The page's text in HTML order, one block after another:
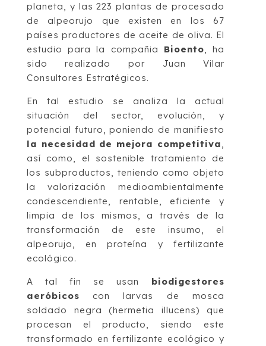
planeta, y las 223 plantas de procesado
de alpeorujo que existen en los 67
países productores de aceite de oliva. El
estudio para la compañia Bioento , ha
sido realizado por Juan Vilar
Consultores Estratégicos.
En tal estudio se analiza la actual
situación del sector, evolución, y
potencial futuro, poniendo de manifiesto
la necesidad de mejora competitiva
así como, el sostenible tratamiento de
los subproductos, teniendo como objeto
la valorización medioambientalmente
condescendiente, rentable, eficiente y
limpia de los mismos, a través de la
transformación de este insumo, el
alpeorujo, en proteína y fertilizante
ecológico.
A tal fin se usan
biodigestores
aeróbicos con larvas de mosca
soldado negra (hermetia illucens) que
procesan el producto, siendo este
transformado en fertilizante ecológico y